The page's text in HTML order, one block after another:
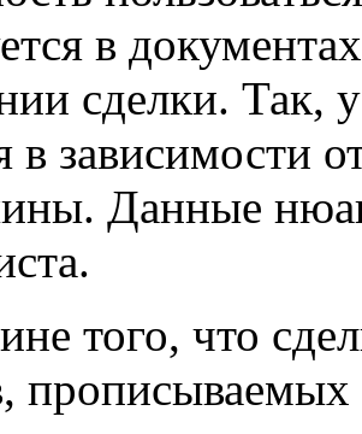
в
сделки. Так,
в зависимости
Данные
того, что
прописываемых